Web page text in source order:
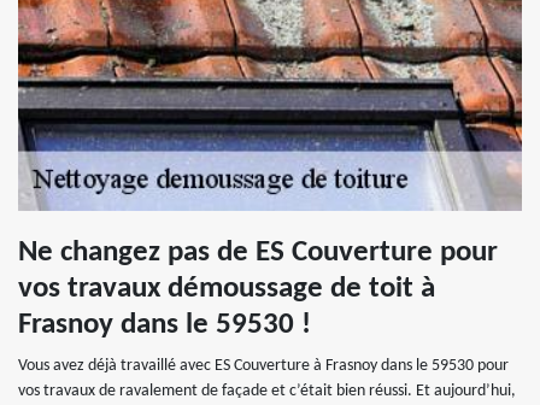
Ne changez pas de ES Couverture pour
vos travaux démoussage de toit à
Frasnoy dans le 59530 !
Vous avez déjà travaillé avec ES Couverture à Frasnoy dans le 59530 pour
vos travaux de ravalement de façade et c’était bien réussi. Et aujourd’hui,